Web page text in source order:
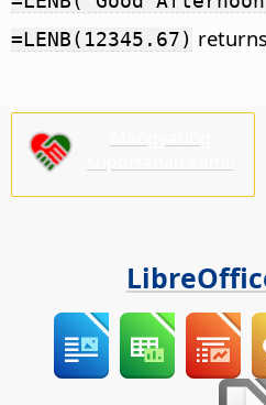
=LENB(12345.67)